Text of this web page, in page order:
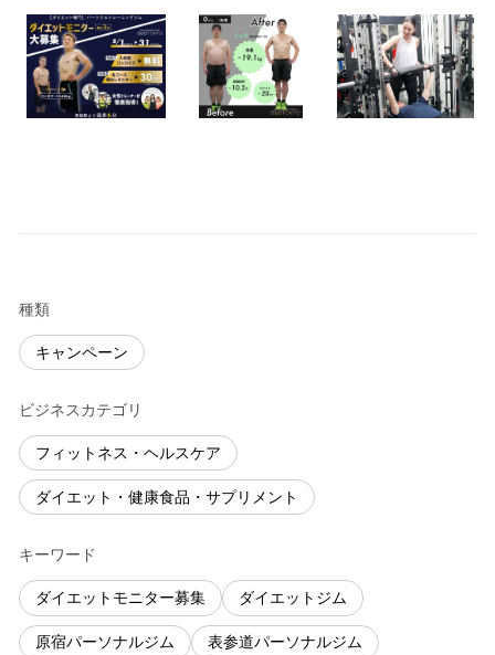
種類
キャンペーン
ビジネスカテゴリ
フィットネス・ヘルスケア
ダイエット・健康食品・サプリメント
キーワード
ダイエットモニター募集 ダイエットジム
原宿パーソナルジム 表参道パーソナルジム